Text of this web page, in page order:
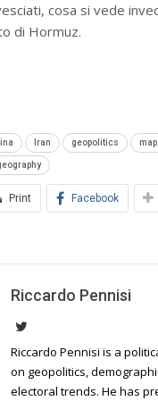
cosa si vede
di Hormuz.
Iran geopolitics
Print Facebook
Riccardo Pennisi
Riccardo Pennisi is a
on geopolitics,
electoral trends. He has